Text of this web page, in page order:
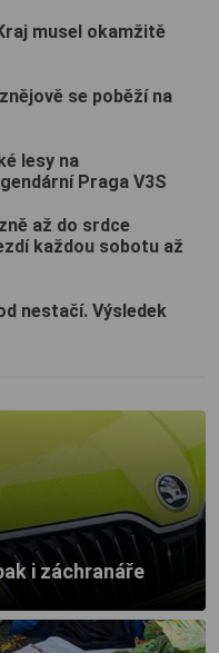
musel okamžitě
se poběží na
lesy na
Praga V3S
až do srdce
každou sobotu až
nestačí. Výsledek
i záchranáře